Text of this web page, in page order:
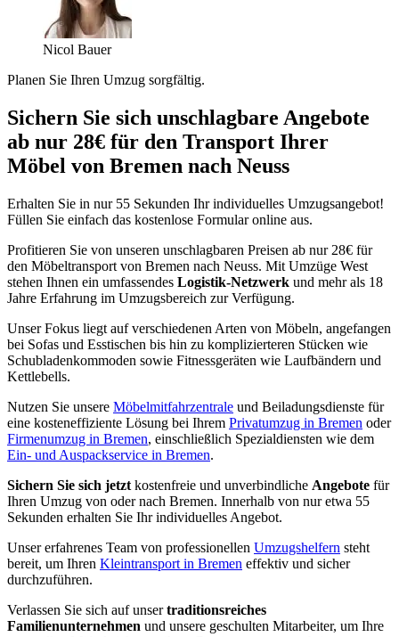
Nicol Bauer
Planen Sie Ihren Umzug sorgfältig.
Sichern Sie sich unschlagbare Angebote
ab nur 28€ für den Transport Ihrer
Möbel von Bremen nach Neuss
Erhalten Sie in nur 55 Sekunden Ihr individuelles Umzugsangebot!
Füllen Sie einfach das kostenlose Formular online aus.
Profitieren Sie von unseren unschlagbaren Preisen ab nur 28€ für
den Möbeltransport von Bremen nach Neuss. Mit Umzüge West
stehen Ihnen ein umfassendes Logistik-Netzwerk und mehr als 18
Jahre Erfahrung im Umzugsbereich zur Verfügung.
Unser Fokus liegt auf verschiedenen Arten von Möbeln, angefangen
bei Sofas und Esstischen bis hin zu komplizierteren Stücken wie
Schubladenkommoden sowie Fitnessgeräten wie Laufbändern und
Kettlebells.
Nutzen Sie unsere Möbelmitfahrzentrale und Beiladungsdienste für
eine kosteneffiziente Lösung bei Ihrem Privatumzug in Bremen oder
Firmenumzug in Bremen, einschließlich Spezialdiensten wie dem
Ein- und Auspackservice in Bremen.
Sichern Sie sich jetzt kostenfreie und unverbindliche Angebote für
Ihren Umzug von oder nach Bremen. Innerhalb von nur etwa 55
Sekunden erhalten Sie Ihr individuelles Angebot.
Unser erfahrenes Team von professionellen Umzugshelfern steht
bereit, um Ihren Kleintransport in Bremen effektiv und sicher
durchzuführen.
Verlassen Sie sich auf unsertraditionsreiches
Familienunternehmen und unsere geschulten Mitarbeiter, um Ihre